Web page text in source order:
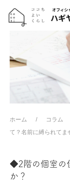
ホーム コラム
て？名前に縛られてま
◆2階の個室の
か？